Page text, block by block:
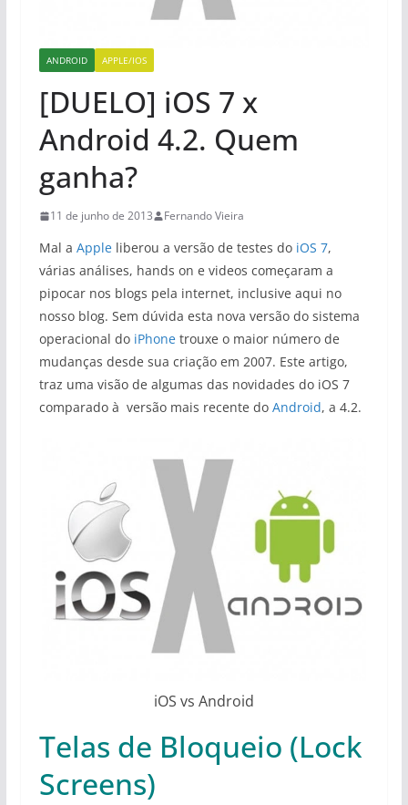
ANDROID APPLE/IOS
[DUELO] iOS 7 x
Android 4.2. Quem
ganha?
11 de junho de 2013 Fernando Vieira
Mal a Appleliberou a versão de testes do iOS 7,
várias análises, hands on e videos começaram a
pipocar nos blogs pela internet, inclusive aqui no
nosso blog. Sem dúvida esta nova versão do sistema
operacional do iPhonetrouxe o maior número de
mudanças desde sua criação em 2007. Este artigo,
traz uma visão de algumas das novidades do iOS 7
comparado à versão mais recente do Android, a 4.2.
iOS vs Android
Telas de Bloqueio (Lock
Screens)